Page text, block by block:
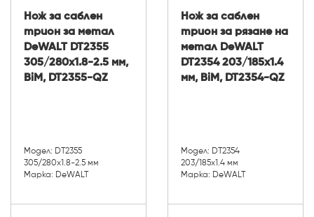
Нож за саблен
трион за метал
DeWALT DT2355
305/280x1.8-2.5 мм,
BiM, DT2355-QZ
Модел: DT2355
305/280x1.8-2.5 мм
Марка: DeWALT
Нож за саблен
трион за рязане на
метал DeWALT
DT2354 203/185x1.4
мм, BiM, DT2354-QZ
Модел: DT2354
203/185x1.4 мм
Марка: DeWALT